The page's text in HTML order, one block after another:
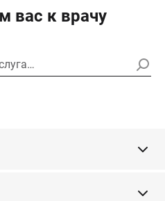
вас к врачу